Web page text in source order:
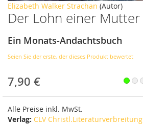
Elizabeth Walker Strachan (Autor)
Der Lohn einer Mutter
Ein Monats-Andachtsbuch
Seien Sie der erste, der dieses Produkt bewertet
7,90 €
Alle Preise inkl. MwSt.
Verlag: CLV Christl.Literaturverbreitung
Zum
Anfang
der
Bildergalerie
springen